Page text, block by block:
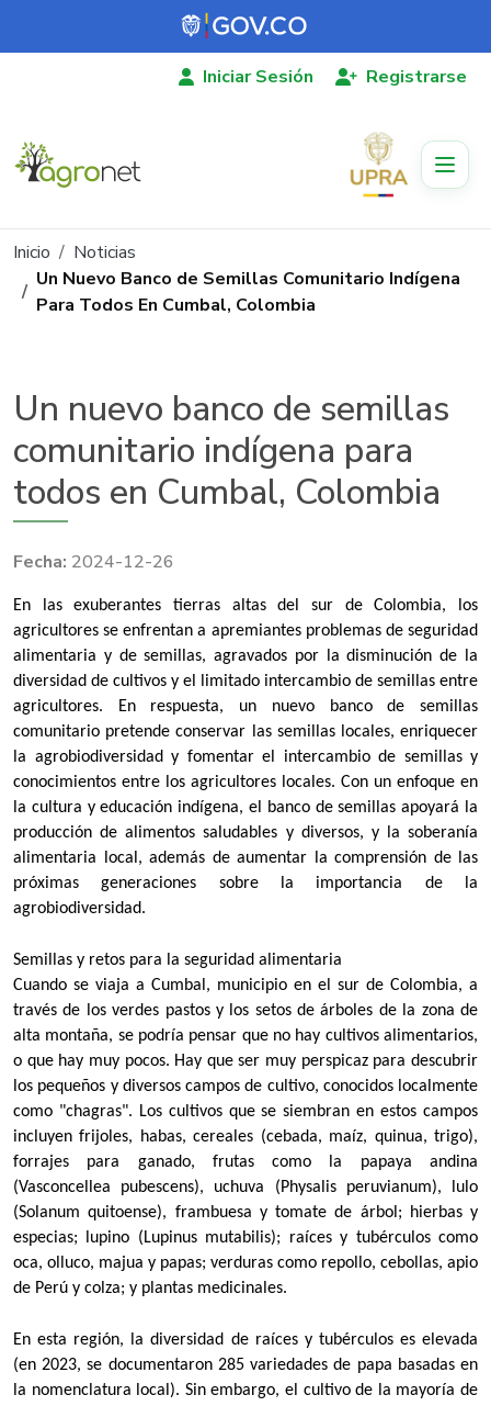
Pasar al contenido principal
Iniciar Sesión Registrarse
Ruta de navegación
Inicio
Noticias
Un Nuevo Banco de Semillas Comunitario Indígena
Para Todos En Cumbal, Colombia
Un nuevo banco de semillas
comunitario indígena para
todos en Cumbal, Colombia
2024-12-26
En las exuberantes tierras altas del sur de Colombia, los
agricultores se enfrentan a apremiantes problemas de seguridad
alimentaria y de semillas, agravados por la disminución de la
diversidad de cultivos y el limitado intercambio de semillas entre
agricultores. En respuesta, un nuevo banco de semillas
comunitario pretende conservar las semillas locales, enriquecer
la agrobiodiversidad y fomentar el intercambio de semillas y
conocimientos entre los agricultores locales. Con un enfoque en
la cultura y educación indígena, el banco de semillas apoyará la
producción de alimentos saludables y diversos, y la soberanía
alimentaria local, además de aumentar la comprensión de las
próximas generaciones sobre la importancia de la
agrobiodiversidad.
Semillas y retos para la seguridad alimentaria
Cuando se viaja a Cumbal, municipio en el sur de Colombia, a
través de los verdes pastos y los setos de árboles de la zona de
alta montaña, se podría pensar que no hay cultivos alimentarios,
o que hay muy pocos. Hay que ser muy perspicaz para descubrir
los pequeños y diversos campos de cultivo, conocidos localmente
como "chagras". Los cultivos que se siembran en estos campos
incluyen frijoles, habas, cereales (cebada, maíz, quinua, trigo),
forrajes para ganado, frutas como la papaya andina
(Vasconcellea pubescens), uchuva (Physalis peruvianum), lulo
(Solanum quitoense), frambuesa y tomate de árbol; hierbas y
especias; lupino (Lupinus mutabilis); raíces y tubérculos como
oca, olluco, majua y papas; verduras como repollo, cebollas, apio
de Perú y colza; y plantas medicinales.
En esta región, la diversidad de raíces y tubérculos es elevada
(en 2023, se documentaron 285 variedades de papa basadas en
la nomenclatura local). Sin embargo, el cultivo de la mayoría de